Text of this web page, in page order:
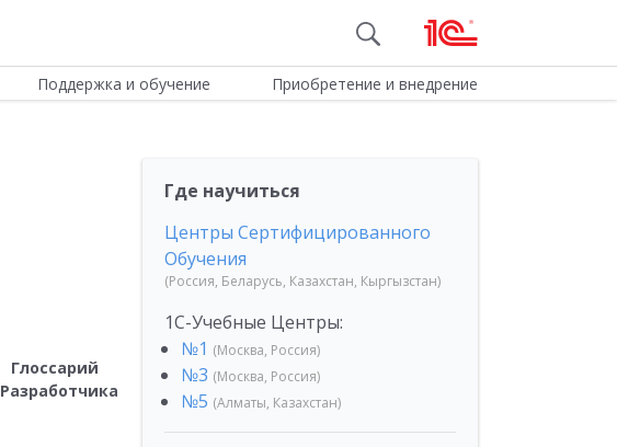
Поддержка и обучение Приобретение и внедрение
Глоссарий
Разработчика
Где научиться
Центры Сертифицированного
Обучения
(Россия, Беларусь, Казахстан, Кыргызстан)
1С-Учебные Центры:
№1 (Москва, Россия)
№3 (Москва, Россия)
№5 (Алматы, Казахстан)